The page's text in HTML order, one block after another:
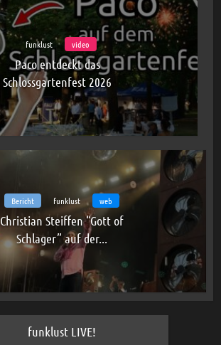
funklust video
Paco entdeckt das
Schlossgartenfest 2026
Bericht funklust web
Christian Steiffen “Gott of
Schlager” auf der...
funklust LIVE!